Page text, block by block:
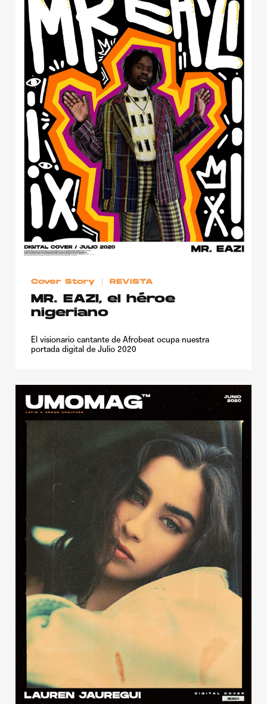
Cover Story REVISTA
MR. EAZI, el héroe
nigeriano
El visionario cantante de Afrobeat ocupa nuestra
portada digital de Julio 2020